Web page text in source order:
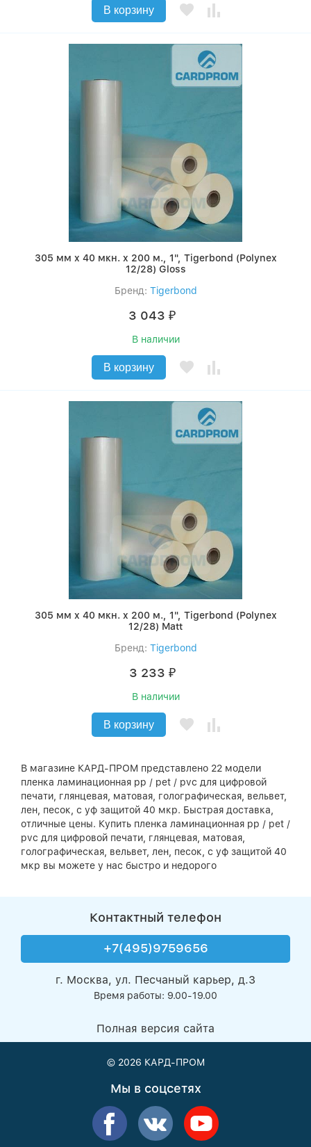
В корзину
305 мм x 40 мкн. x 200 м., 1", Tigerbond (Polynex
12/28) Gloss
Бренд: Tigerbond
3 043 ₽
В наличии
В корзину
305 мм x 40 мкн. x 200 м., 1", Tigerbond (Polynex
12/28) Matt
Бренд: Tigerbond
3 233 ₽
В наличии
В корзину
В магазине КАРД-ПРОМ представлено 22 модели
пленка ламинационная pp / pet / pvc для цифровой
печати, глянцевая, матовая, голографическая, вельвет,
лен, песок, с уф защитой 40 мкр. Быстрая доставка,
отличные цены. Купить пленка ламинационная pp / pet /
pvc для цифровой печати, глянцевая, матовая,
голографическая, вельвет, лен, песок, с уф защитой 40
мкр вы можете у нас быстро и недорого
Контактный телефон
+7(495)9759656
г. Москва, ул. Песчаный карьер, д.3
Время работы: 9.00-19.00
Полная версия сайта
© 2026 КАРД-ПРОМ
Мы в соцсетях